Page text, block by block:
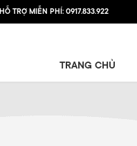
HỖ TRỢ MIỄN PHÍ: 0917.833.922
TRANG CHỦ